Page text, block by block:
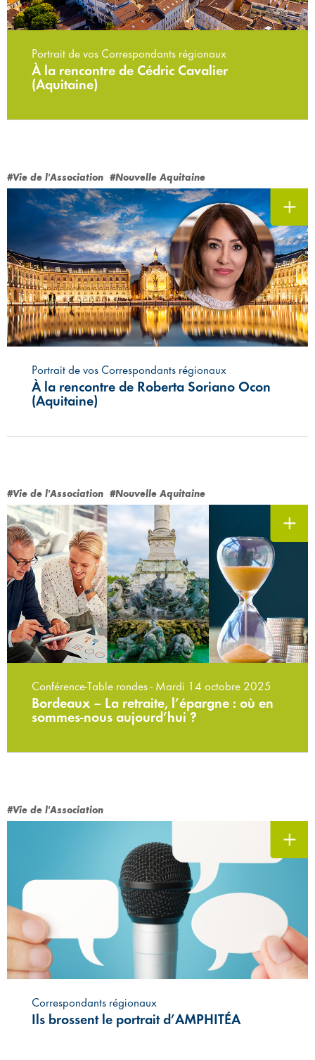
Portrait de vos Correspondants régionaux
À la rencontre de Cédric Cavalier
(Aquitaine)
#Vie de l'Association #Nouvelle Aquitaine
Portrait de vos Correspondants régionaux
À la rencontre de Roberta Soriano Ocon
(Aquitaine)
#Vie de l'Association #Nouvelle Aquitaine
Conférence-Table rondes - Mardi 14 octobre 2025
Bordeaux – La retraite, l’épargne : où en
sommes-nous aujourd’hui ?
#Vie de l'Association
Correspondants régionaux
Ils brossent le portrait d’AMPHITÉA